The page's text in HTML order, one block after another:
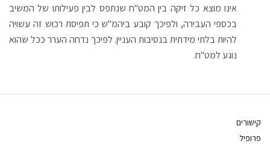
אינו מוצא כל זיקה בין המט"ח שנתפס לבין פעילותו של המשיב
בכספי העבירה, ולפיכך קובע ביהמ"ש כי תפיסת רכוש זה עשויה
להיות בלתי מידתית בנסיבות העניין. לפיכך נדחה הערר ככל שהוא
נוגע למט"ח.
קישורים
פרופיל